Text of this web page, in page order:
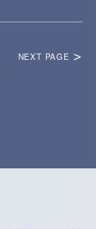
NEXT PAGE